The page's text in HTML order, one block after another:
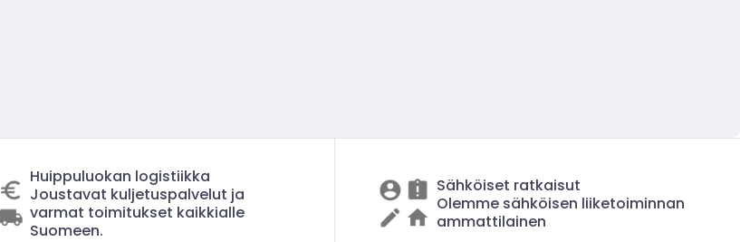
Huippuluokan logistiikka
Joustavat kuljetuspalvelut ja
varmat toimitukset kaikkialle
Suomeen.
Sähköiset ratkaisut
Olemme sähköisen liiketoiminnan
ammattilainen